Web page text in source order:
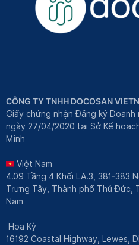
CÔNG TY TNHH DOCOSAN
Giấy chứng nhận Đăng ký
ngày 27/04/2020 tại Sở Kế
Minh
Việt Nam
4.09 Tầng 4 Khối LA.3, 381-383
Trưng Tây, Thành phố Thủ Đức,
Nam
Hoa Kỳ
16192 Coastal Highway, Lewes,